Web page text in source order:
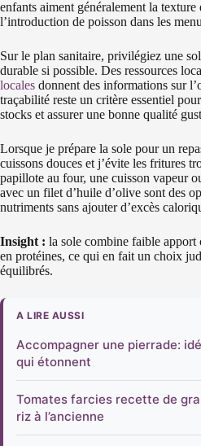
enfants aiment généralement la
l’introduction de poisson dans les
Sur le plan sanitaire, privilégiez une
durable si possible. Des ressources
locales donnent des informations sur
traçabilité reste un critère essentiel
stocks et assurer une bonne qualité
Lorsque je prépare la sole pour un
cuissons douces et j’évite les fritures
papillote au four, une cuisson vapeur
avec un filet d’huile d’olive sont des
nutriments sans ajouter d’excès
Insight : la sole combine faible apport
en protéines, ce qui en fait un choix
équilibrés.
A LIRE AUSSI
Accompagner une pierrade:
qui étonnent
Tomates farcies recette de
riz à l’ancienne